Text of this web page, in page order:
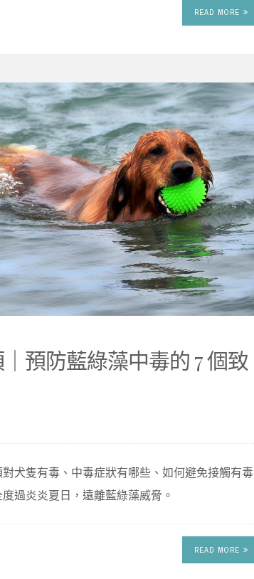
READ MORE
預防藍綠藻中毒的 7 個致
犬隻有毒、中毒症狀有哪些、如何避免接觸有毒
過炎炎夏日，遠離藍綠藻威脅。
READ MORE